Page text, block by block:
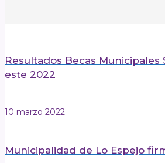
Resultados Becas
este 2022
10 marzo 2022
Municipalidad de Lo Espejo